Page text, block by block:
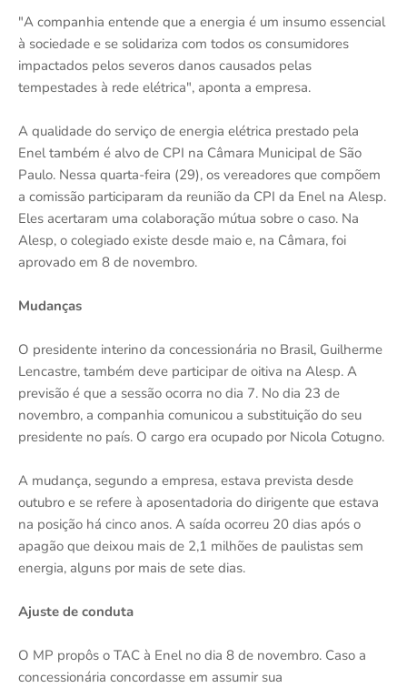
"A companhia entende que a energia é um insumo essencial
à sociedade e se solidariza com todos os consumidores
impactados pelos severos danos causados pelas
tempestades à rede elétrica", aponta a empresa.
A qualidade do serviço de energia elétrica prestado pela
Enel também é alvo de CPI na Câmara Municipal de São
Paulo. Nessa quarta-feira (29), os vereadores que compõem
a comissão participaram da reunião da CPI da Enel na Alesp.
Eles acertaram uma colaboração mútua sobre o caso. Na
Alesp, o colegiado existe desde maio e, na Câmara, foi
aprovado em 8 de novembro.
Mudanças
O presidente interino da concessionária no Brasil, Guilherme
Lencastre, também deve participar de oitiva na Alesp. A
previsão é que a sessão ocorra no dia 7. No dia 23 de
novembro, a companhia comunicou a substituição do seu
presidente no país. O cargo era ocupado por Nicola Cotugno.
A mudança, segundo a empresa, estava prevista desde
outubro e se refere à aposentadoria do dirigente que estava
na posição há cinco anos. A saída ocorreu 20 dias após o
apagão que deixou mais de 2,1 milhões de paulistas sem
energia, alguns por mais de sete dias.
Ajuste de conduta
O MP propôs o TAC à Enel no dia 8 de novembro. Caso a
concessionária concordasse em assumir sua